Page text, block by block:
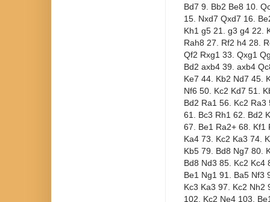
Bd7 9. Bb2 Be8 10.
15. Nxd7 Qxd7 16.
Kh1 g5 21. g3 g4 22.
Rah8 27. Rf2 h4 28.
Qf2 Rxg1 33. Qxg1
Bd2 axb4 39. axb4
Ke7 44. Kb2 Nd7 45.
Nf6 50. Kc2 Kd7 51.
Bd2 Ra1 56. Kc2
61. Bc3 Rh1 62. Bd2
67. Be1 Ra2+ 68. Kf1
Ka4 73. Kc2 Ka3 74.
Kb5 79. Bd8 Ng7 80.
Bd8 Nd3 85. Kc2 Kc4
Be1 Ng1 91. Ba5 Nf3
Kc3 Ka3 97. Kc2 Nh2
102. Kc2 Ne4 103.